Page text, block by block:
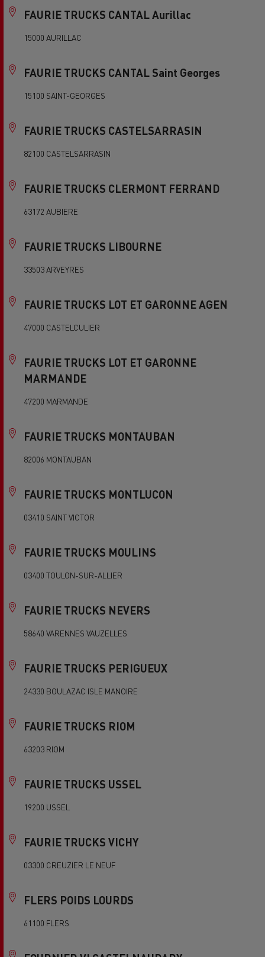
FAURIE TRUCKS CANTAL Aurillac
15000 AURILLAC
FAURIE TRUCKS CANTAL Saint Georges
15100 SAINT-GEORGES
FAURIE TRUCKS CASTELSARRASIN
82100 CASTELSARRASIN
FAURIE TRUCKS CLERMONT FERRAND
63172 AUBIERE
FAURIE TRUCKS LIBOURNE
33503 ARVEYRES
FAURIE TRUCKS LOT ET GARONNE AGEN
47000 CASTELCULIER
FAURIE TRUCKS LOT ET GARONNE
MARMANDE
47200 MARMANDE
FAURIE TRUCKS MONTAUBAN
82006 MONTAUBAN
FAURIE TRUCKS MONTLUCON
03410 SAINT VICTOR
FAURIE TRUCKS MOULINS
03400 TOULON-SUR-ALLIER
FAURIE TRUCKS NEVERS
58640 VARENNES VAUZELLES
FAURIE TRUCKS PERIGUEUX
24330 BOULAZAC ISLE MANOIRE
FAURIE TRUCKS RIOM
63203 RIOM
FAURIE TRUCKS USSEL
19200 USSEL
FAURIE TRUCKS VICHY
03300 CREUZIER LE NEUF
FLERS POIDS LOURDS
61100 FLERS